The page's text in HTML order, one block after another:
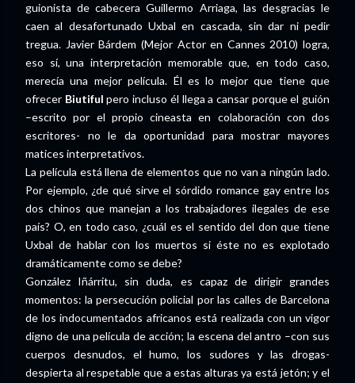
guionista de cabecera Guillermo Arriaga, las desgracias le
caen al desafortunado Uxbal en cascada, sin dar ni pedir
tregua. Javier Bárdem (Mejor Actor en Cannes 2010) logra,
eso sí, una interpretación memorable que, en todo caso,
merecía una mejor película. Él es lo mejor que tiene que
ofrecer Biutiful pero incluso él llega a cansar porque el guión
–escrito por el propio cineasta en colaboración con dos
escritores- no le da oportunidad para mostrar mayores
matices interpretativos.
La película está llena de elementos que no van a ningún lado.
Por ejemplo, ¿de qué sirve el sórdido romance gay entre los
dos chinos que manejan a los trabajadores ilegales de ese
país? O, en todo caso, ¿cuál es el sentido del don que tiene
Uxbal de hablar con los muertos si éste no es explotado
dramáticamente como se debe?
González Iñárritu, sin duda, es capaz de dirigir grandes
momentos: la persecución policial por las calles de Barcelona
de los indocumentados africanos está realizada con un vigor
digno de una película de acción; la escena del antro –con sus
cuerpos desnudos, el humo, los sudores y las drogas-
despierta al respetable que a estas alturas ya está jetón; y el